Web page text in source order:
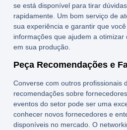
se está disponível para tirar
rapidamente. Um bom serviço de
sua experiência e garantir que
informações que ajudem a otimizar
em sua produção.
Peça Recomendações e
Converse com outros profissionais
recomendações sobre
eventos do setor pode ser uma
conhecer novos fornecedores e
disponíveis no mercado. O